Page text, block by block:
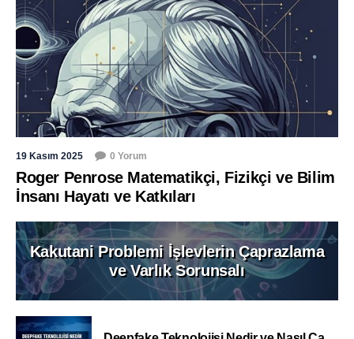
19 Kasım 2025 0 Yorum
Roger Penrose Matematikçi, Fizikçi ve Bilim
İnsanı Hayatı ve Katkıları
Kakutani Problemi İşlevlerin Çaprazlama
ve Varlık Sorunsalı